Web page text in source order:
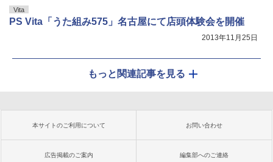
Vita
PS Vita「うた組み575」名古屋にて店頭体験会を開催
2013年11月25日
もっと関連記事を見る
本サイトのご利用について お問い合わせ
広告掲載のご案内 編集部へのご連絡